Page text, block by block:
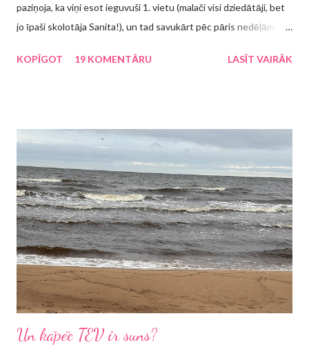
paziņoja, ka viņi esot ieguvuši 1. vietu (malači visi dziedātāji, bet
jo īpaši skolotāja Sanita!), un tad savukārt pēc pāris nedēļām
klases skolēnam ir "pa vienu ausi iekšā - pa otru ausi ārā", kas tas
skolēniem ir ārpusstundu nodarbības, patīk, ka viņi var attīstīt
savu talantu un ik pa reizei savos panākumos dalīties ar
apkārtējiem. Kur gan labāk lai savu dziedātprasmi/dejotprasmi lai
parāda, ja ne svētkos? Mēs joprojām dzīvojam ekonomiskās
krīzes apstākļos, taču kāds ierēdnis bija noteicis, ka "svētkiem
būt". Man jau pirmajā un vienīgajā sapulcē "nolaidās rokas...
KOPĪGOT 19 KOMENTĀRU LASĪT VAIRĀK
Un kāpēc TEV ir suns?